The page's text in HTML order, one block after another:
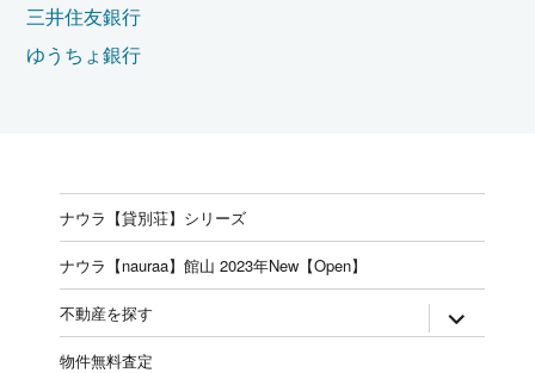
三井住友銀行
ゆうちょ銀行
ナウラ【貸別荘】シリーズ
ナウラ【nauraa】館山 2023年New【Open】
不動産を探す expand
child
物件無料査定